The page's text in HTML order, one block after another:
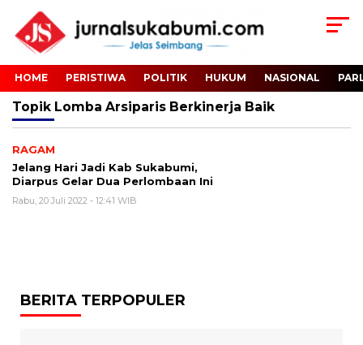
HOME PERISTIWA POLITIK HUKUM NASIONAL
Topik Lomba Arsiparis Berkinerja Baik
RAGAM
Jelang Hari Jadi Kab Sukabumi,
Diarpus Gelar Dua Perlombaan Ini
Rabu, 20 Juli 2022 - 12:41 WIB
BERITA TERPOPULER